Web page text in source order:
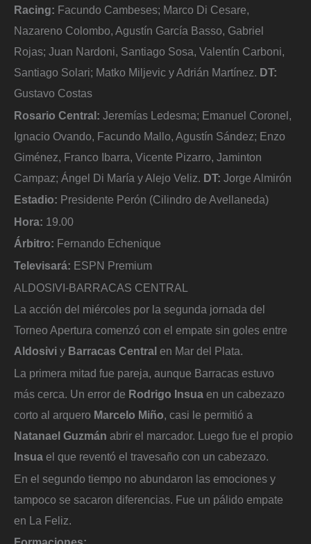
Racing: Facundo Cambeses; Marco Di Cesare,
Nazareno Colombo, Agustín García Basso, Gabriel
Rojas; Juan Nardoni, Santiago Sosa, Valentín Carboni,
Santiago Solari; Matko Miljevic y Adrián Martínez. DT:
Gustavo Costas
Rosario Central: Jeremías Ledesma; Emanuel Coronel,
Ignacio Ovando, Facundo Mallo, Agustín Sández; Enzo
Giménez, Franco Ibarra, Vicente Pizarro, Jaminton
Campaz; Ángel Di María y Alejo Veliz. DT: Jorge Almirón
Estadio: Presidente Perón (Cilindro de Avellaneda)
Hora: 19.00
Árbitro: Fernando Echenique
Televisará: ESPN Premium
ALDOSIVI-BARRACAS CENTRAL
La acción del miércoles por la segunda jornada del
Torneo Apertura comenzó con el empate sin goles entre
Aldosivi y Barracas Central en Mar del Plata.
La primera mitad fue pareja, aunque Barracas estuvo
más cerca. Un error de Rodrigo Insua en un cabezazo
corto al arquero Marcelo Miño, casi le permitió a
Natanael Guzmán abrir el marcador. Luego fue el propio
Insua el que reventó el travesaño con un cabezazo.
En el segundo tiempo no abundaron las emociones y
tampoco se sacaron diferencias. Fue un pálido empate
en La Feliz.